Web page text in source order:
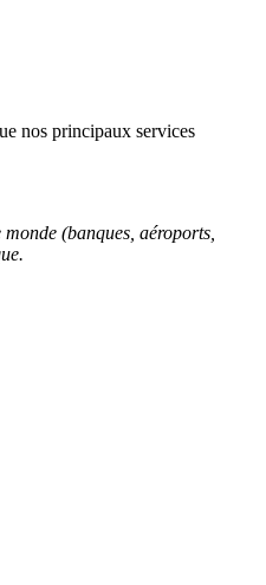
nos principaux services
(banques, aéroports,